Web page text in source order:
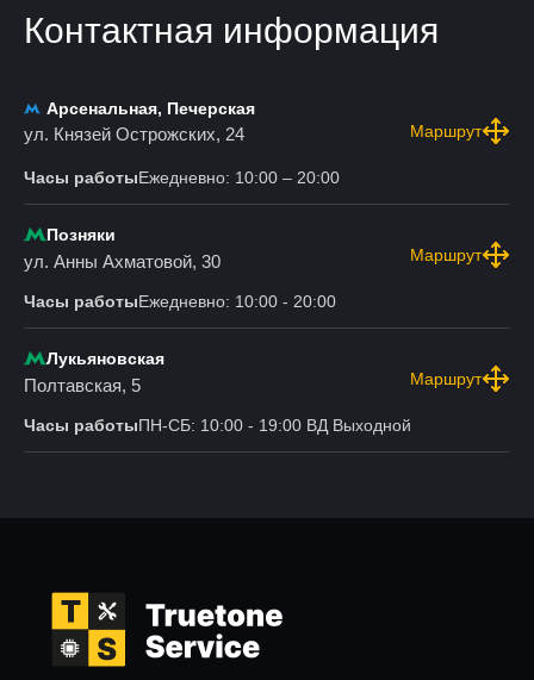
Контактная информация
Арсенальная, Печерская
ул. Князей Острожских, 24 Маршрут
Часы работыЕжедневно: 10:00 – 20:00
Позняки
ул. Анны Ахматовой, 30 Маршрут
Часы работыЕжедневно: 10:00 - 20:00
Лукьяновская
Полтавская, 5 Маршрут
Часы работыПН-СБ: 10:00 - 19:00 ВД Выходной